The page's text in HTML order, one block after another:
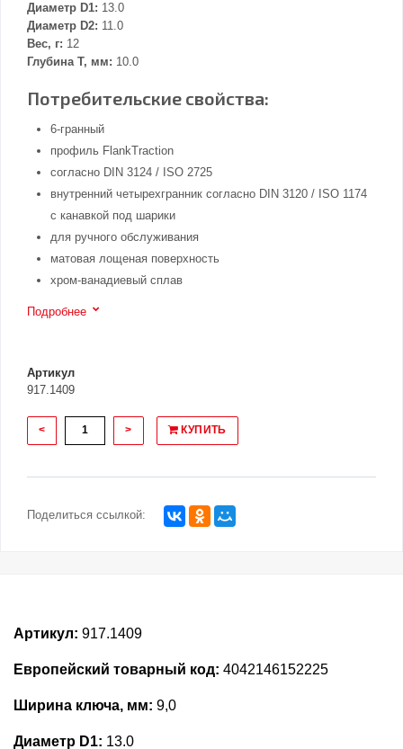
Диаметр D1: 13.0
Диаметр D2: 11.0
Вес, г: 12
Глубина Т, мм: 10.0
Потребительские свойства:
6-гранный
профиль FlankTraction
согласно DIN 3124 / ISO 2725
внутренний четырехгранник согласно DIN 3120 / ISO 1174
с канавкой под шарики
для ручного обслуживания
матовая лощеная поверхность
хром-ванадиевый сплав
Подробнее
Артикул
917.1409
< > КУПИТЬ
Поделиться ссылкой:
Артикул: 917.1409
Европейский товарный код: 4042146152225
Ширина ключа, мм: 9,0
Диаметр D1: 13.0